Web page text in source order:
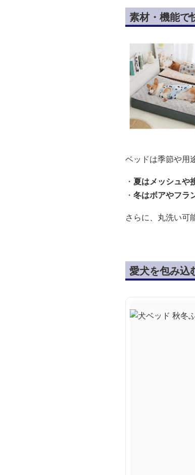
素材・機能で
ベッドは季節や用
・ 夏はメッシュや
・ 冬はボアやフラ
さらに、丸洗い可
愛犬を包み込